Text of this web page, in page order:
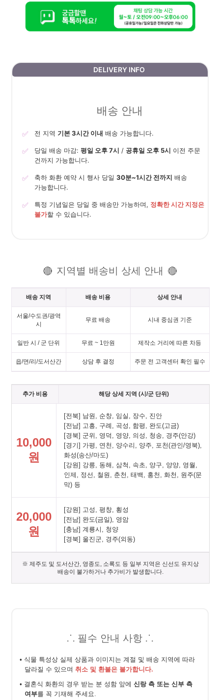
DELIVERY INFO
배송 안내
✅ 전 지역 기본 3시간 이내 배송 가능합니다.
✅ 당일 배송 마감: 평일 오후 7시 / 공휴일 오후 5시 이전 주문
건까지 가능합니다.
✅ 축하 화환 예약 시 행사 당일 30분~1시간 전까지 배송
가능합니다.
✅ 특정 기념일은 당일 중 배송만 가능하며, 정확한 시간 지정은
불가할 수 있습니다.
🔴 지역별 배송비 상세 안내 🔴
배송 지역 배송 비용 상세 안내
서울/수도권/광역
시
무료 배송 시내 중심권 기준
일반 시 / 군 단위 무료 ~ 1만원 제작소 거리에 따른 차등
읍/면/리/도서산간 상담 후 결정 주문 전 고객센터 확인 필수
추가 비용 해당 상세 지역 (시/군 단위)
10,000
원
[전북] 남원, 순창, 임실, 장수, 진안
[전남] 고흥, 구례, 곡성, 함평, 완도(고금)
[경북] 군위, 영덕, 영양, 의성, 청송, 경주(안강)
[경기] 가평, 연천, 양수리, 양주, 포천(관인/영북),
화성(송산/마도)
[강원] 강릉, 동해, 삼척, 속초, 양구, 양양, 영월,
인제, 정선, 철원, 춘천, 태백, 홍천, 화천, 원주(문
막) 등
20,000
원
[강원] 고성, 평창, 횡성
[전남] 완도(금일), 영암
[충남] 계룡시, 청양
[경북] 울진군, 경주(외동)
※ 제주도 및 도서산간, 영종도, 소록도 등 일부 지역은 신선도 유지상
배송이 불가하거나 추가비가 발생합니다.
⸫ 필수 안내 사항 ⸫
• 식물 특성상 실제 상품과 이미지는 계절 및 배송 지역에 따라
달라질 수 있으며 취소 및 환불은 불가합니다.
• 결혼식 화환의 경우 받는 분 성함 앞에 신랑 측 또는 신부 측
여부를 꼭 기재해 주세요.